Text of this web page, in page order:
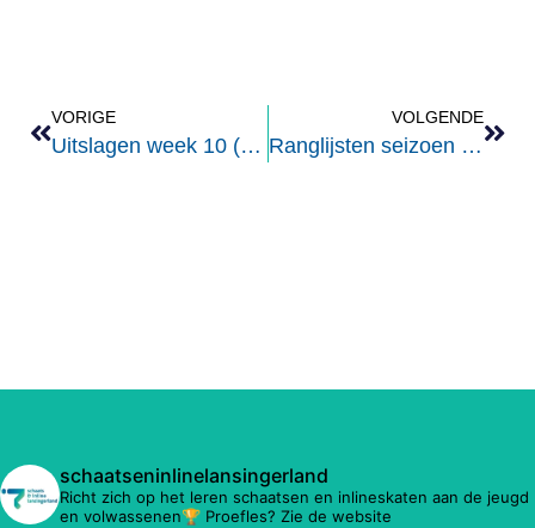
VORIGE
Uitslagen week 10 (o.a. clubkampioenschappen)
VOLGENDE
Ranglijsten seizoen 24/25
schaatseninlinelansingerland
Richt zich op het leren schaatsen en inlineskaten aan de jeugd
en volwassenen🏆 Proefles? Zie de website